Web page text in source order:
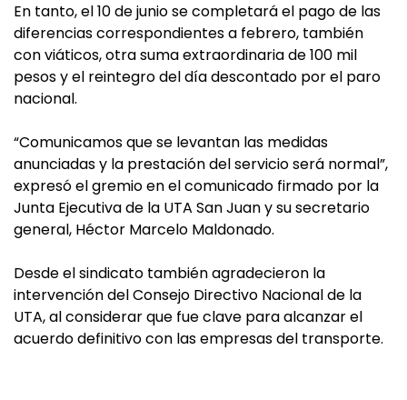
En tanto, el 10 de junio se completará el pago de las
diferencias correspondientes a febrero, también
con viáticos, otra suma extraordinaria de 100 mil
pesos y el reintegro del día descontado por el paro
nacional.
“Comunicamos que se levantan las medidas
anunciadas y la prestación del servicio será normal”,
expresó el gremio en el comunicado firmado por la
Junta Ejecutiva de la UTA San Juan y su secretario
general, Héctor Marcelo Maldonado.
Desde el sindicato también agradecieron la
intervención del Consejo Directivo Nacional de la
UTA, al considerar que fue clave para alcanzar el
acuerdo definitivo con las empresas del transporte.